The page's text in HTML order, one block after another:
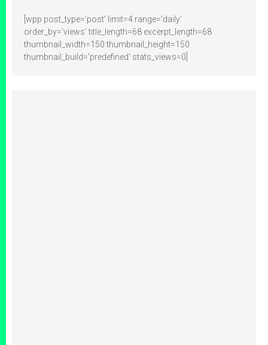
[wpp post_type='post' limit=4 range='daily'
order_by='views' title_length=68 excerpt_length=68
thumbnail_width=150 thumbnail_height=150
thumbnail_build='predefined' stats_views=0]